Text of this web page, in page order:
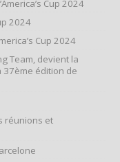
Cup 2024
2024
Cup 2024
Team, devient la
37ème édition de
réunions et